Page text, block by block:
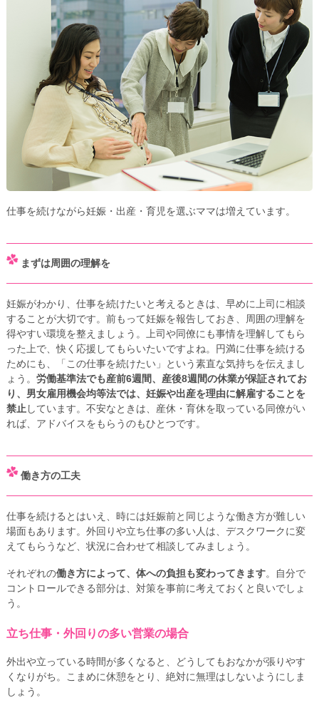
仕事を続けながら妊娠・出産・育児を選ぶママは増えています。
まずは周囲の理解を
妊娠がわかり、仕事を続けたいと考えるときは、早めに上司に相談
することが大切です。前もって妊娠を報告しておき、周囲の理解を
得やすい環境を整えましょう。上司や同僚にも事情を理解してもら
った上で、快く応援してもらいたいですよね。円満に仕事を続ける
ためにも、「この仕事を続けたい」という素直な気持ちを伝えまし
ょう。 労働基準法でも産前6週間、産後8週間の休業が保証されてお
り、男女雇用機会均等法では、妊娠や出産を理由に解雇することを
禁止 しています。不安なときは、産休・育休を取っている同僚がい
れば、アドバイスをもらうのもひとつです。
働き方の工夫
仕事を続けるとはいえ、時には妊娠前と同じような働き方が難しい
場面もあります。外回りや立ち仕事の多い人は、デスクワークに変
えてもらうなど、状況に合わせて相談してみましょう。
それぞれの働き方によって、体への負担も変わってきます。自分で
コントロールできる部分は、対策を事前に考えておくと良いでしょ
う。
立ち仕事・外回りの多い営業の場合
外出や立っている時間が多くなると、どうしてもおなかが張りやす
くなりがち。こまめに休憩をとり、絶対に無理はしないようにしま
しょう。